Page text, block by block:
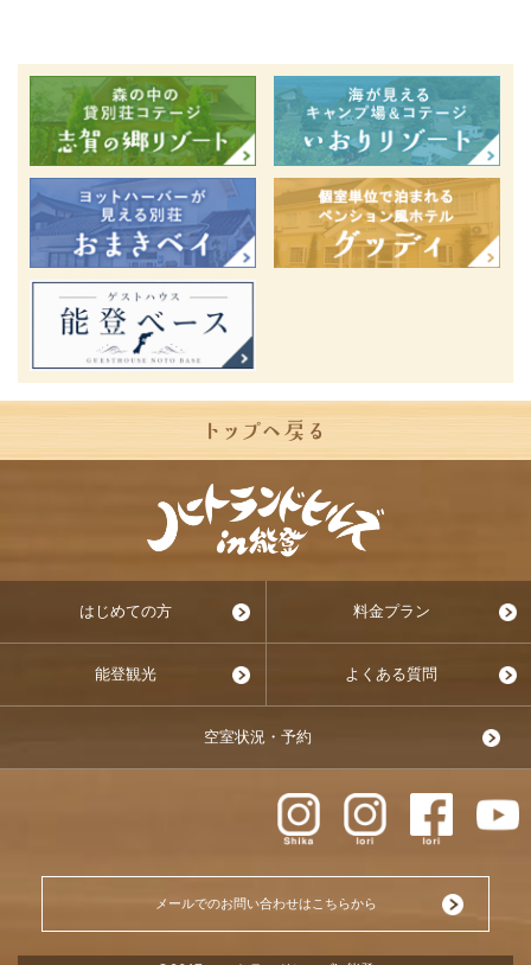
はじめての方 料金プラン
能登観光 よくある質問
空室状況・予約
メールでのお問い合わせはこちらから